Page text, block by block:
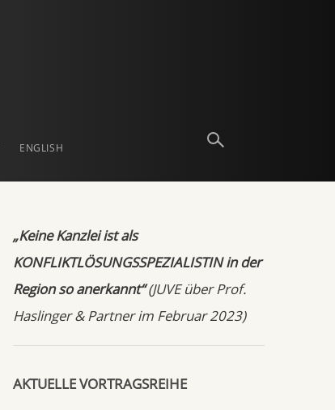
ENGLISH
„Keine Kanzlei ist als
KONFLIKTLÖSUNGSSPEZIALISTIN in der
Region so anerkannt“(JUVE über Prof.
Haslinger & Partner im Februar 2023)
AKTUELLE VORTRAGSREIHE